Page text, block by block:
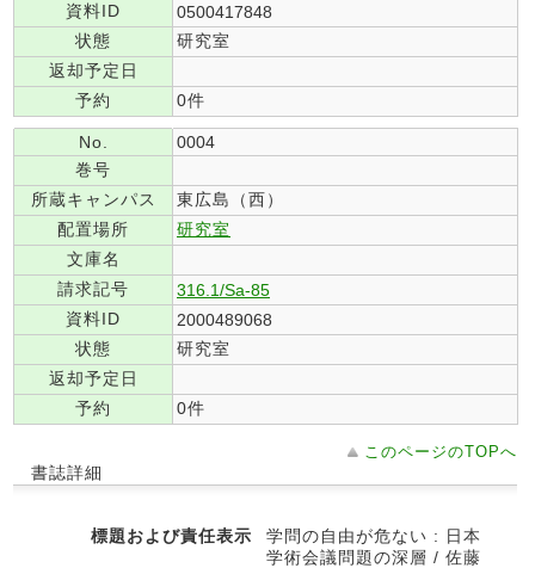
資料ID
0500417848
状態
研究室
返却予定日
予約
0件
No.
0004
巻号
所蔵キャンパス
東広島（西）
配置場所
研究室
文庫名
請求記号
316.1/Sa-85
資料ID
2000489068
状態
研究室
返却予定日
予約
0件
このページのTOPへ
書誌詳細
標題および責任表示
学問の自由が危ない : 日本
学術会議問題の深層 / 佐藤